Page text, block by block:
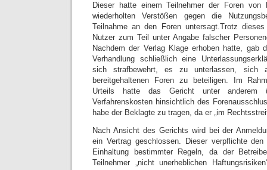
Dieser hatte einem Teilnehmer der Foren von
wiederholten Verstößen gegen die
Teilnahme an den Foren untersagt.Trotz
Nutzer zum Teil unter Angabe falscher
Nachdem der Verlag Klage erhoben hatte, gab
Verhandlung schließlich eine
sich strafbewehrt, es zu unterlassen, sich
bereitgehaltenen Foren zu beteiligen. Im
Urteils hatte das Gericht unter anderem
Verfahrenskosten hinsichtlich des
habe der Beklagte zu tragen, da er „im
Nach Ansicht des Gerichts wird bei der
ein Vertrag geschlossen. Dieser verpflichte
Einhaltung bestimmter Regeln, da der
Teilnehmer „nicht unerheblichen